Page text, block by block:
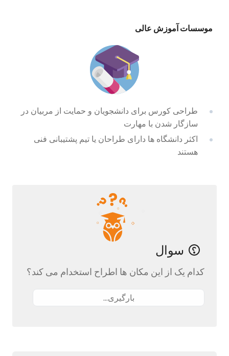
موسسات آموزش عالی
طراحی کورس برای دانشجویان و حمایت از مربیان در
سازگار شدن با مهارت
اکثر دانشگاه ها دارای طراحان یا تیم پشتیبانی فنی
هستند
سوال
کدام یک از این مکان ها اطراح استخدام می کند؟
بارگیری...